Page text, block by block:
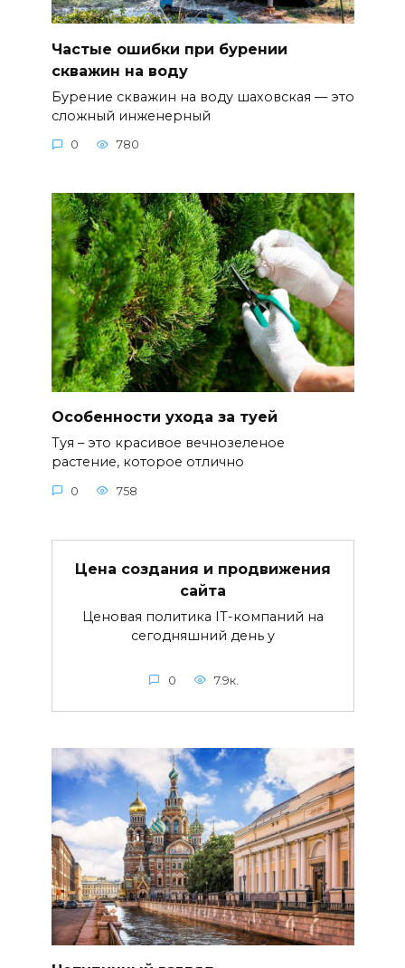
Частые ошибки при бурении
скважин на воду
Бурение скважин на воду шаховская — это
сложный инженерный
0 780
Особенности ухода за туей
Туя – это красивое вечнозеленое
растение, которое отлично
0 758
Цена создания и продвижения
сайта
Ценовая политика IT-компаний на
сегодняшний день у
0 7.9к.